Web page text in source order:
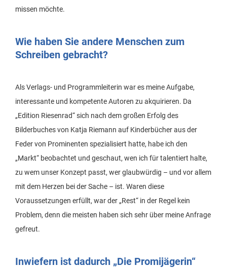
missen möchte.
Wie haben Sie andere Menschen zum
Schreiben gebracht?
Als Verlags- und Programmleiterin war es meine Aufgabe,
interessante und kompetente Autoren zu akquirieren. Da
„Edition Riesenrad“ sich nach dem großen Erfolg des
Bilderbuches von Katja Riemann auf Kinderbücher aus der
Feder von Prominenten spezialisiert hatte, habe ich den
„Markt“ beobachtet und geschaut, wen ich für talentiert halte,
zu wem unser Konzept passt, wer glaubwürdig – und vor allem
mit dem Herzen bei der Sache – ist. Waren diese
Voraussetzungen erfüllt, war der „Rest“ in der Regel kein
Problem, denn die meisten haben sich sehr über meine Anfrage
gefreut.
Inwiefern ist dadurch „Die Promijägerin“